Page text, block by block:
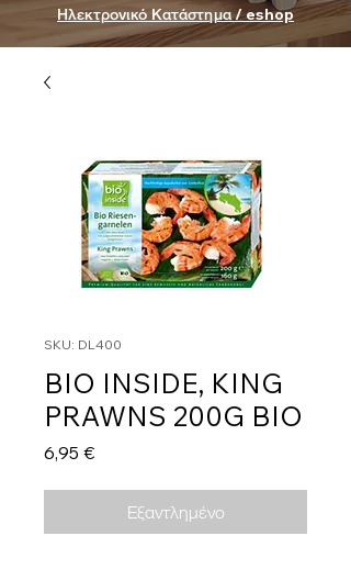
Ηλεκτρονικό Κατάστημα / eshop
SKU: DL400
BIO INSIDE, KING
PRAWNS 200G BIO
6,95 €Τιμή
Εξαντλημένο